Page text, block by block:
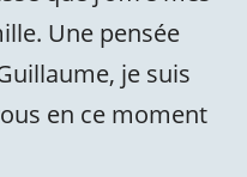
Une pensée
je suis
en ce moment